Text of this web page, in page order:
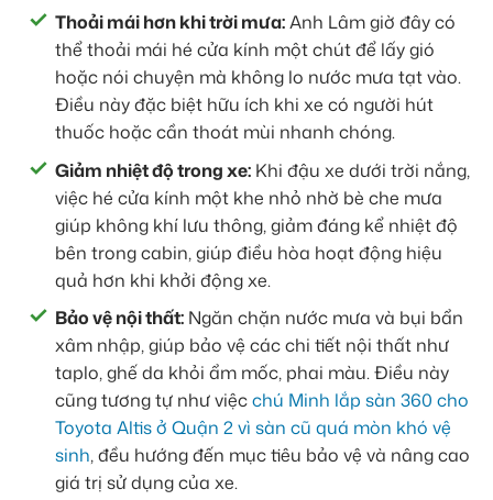
Thoải mái hơn khi trời mưa:Anh Lâm giờ đây có
thể thoải mái hé cửa kính một chút để lấy gió
hoặc nói chuyện mà không lo nước mưa tạt vào.
Điều này đặc biệt hữu ích khi xe có người hút
thuốc hoặc cần thoát mùi nhanh chóng.
Giảm nhiệt độ trong xe: Khi đậu xe dưới trời nắng,
việc hé cửa kính một khe nhỏ nhờ bè che mưa
giúp không khí lưu thông, giảm đáng kể nhiệt độ
bên trong cabin, giúp điều hòa hoạt động hiệu
quả hơn khi khởi động xe.
Bảo vệ nội thất: Ngăn chặn nước mưa và bụi bẩn
xâm nhập, giúp bảo vệ các chi tiết nội thất như
taplo, ghế da khỏi ẩm mốc, phai màu. Điều này
cũng tương tự như việcchú Minh lắp sàn 360 cho
Toyota Altis ở Quận 2 vì sàn cũ quá mòn khó vệ
sinh, đều hướng đến mục tiêu bảo vệ và nâng cao
giá trị sử dụng của xe.